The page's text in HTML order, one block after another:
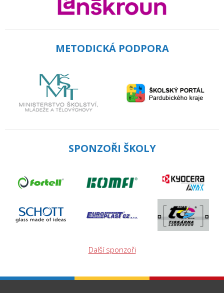
METODICKÁ PODPORA
SPONZOŘI ŠKOLY
Další sponzoři